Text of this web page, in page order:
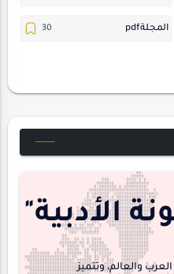
المجلةpdf
حوارات
هايكو الأدبية"
والعالم، وتتميز